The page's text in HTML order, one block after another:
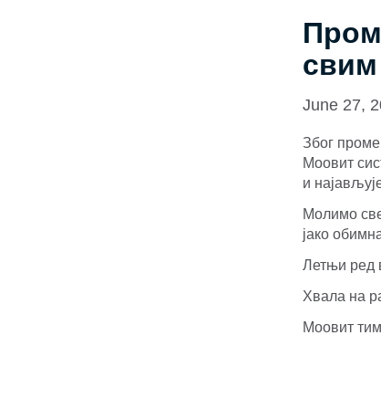
свим
June 27,
Због
Моовит
и
Молимо
јако
Летњи ред
Хвала на
Моовит